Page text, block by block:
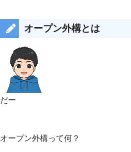
オープン外構とは
だー
オープン外構って何？